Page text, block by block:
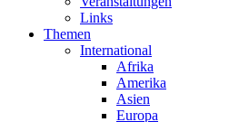
Links
Themen
International
Afrika
Amerika
Asien
Europa